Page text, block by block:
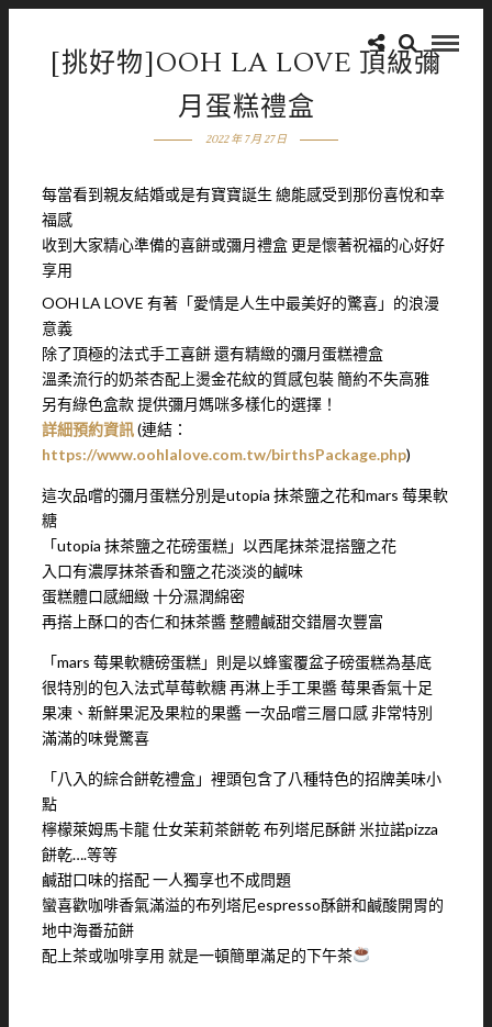
[挑好物]OOH LA LOVE 頂級彌
月蛋糕禮盒
2022 年 7 月 27 日
每當看到親友結婚或是有寶寶誕生 總能感受到那份喜悅和幸
福感
收到大家精心準備的喜餅或彌月禮盒 更是懷著祝福的心好好
享用
OOH LA LOVE 有著「愛情是人生中最美好的驚喜」的浪漫
意義
除了頂極的法式手工喜餅 還有精緻的彌月蛋糕禮盒
溫柔流行的奶茶杏配上燙金花紋的質感包裝 簡約不失高雅
另有綠色盒款 提供彌月媽咪多樣化的選擇！
詳細預約資訊(連結：
https://www.oohlalove.com.tw/birthsPackage.php)
這次品嚐的彌月蛋糕分別是utopia 抹茶鹽之花和mars 莓果軟
糖
「utopia 抹茶鹽之花磅蛋糕」以西尾抹茶混搭鹽之花
入口有濃厚抹茶香和鹽之花淡淡的鹹味
蛋糕體口感細緻 十分濕潤綿密
再搭上酥口的杏仁和抹茶醬 整體鹹甜交錯層次豐富
「mars 莓果軟糖磅蛋糕」則是以蜂蜜覆盆子磅蛋糕為基底
很特別的包入法式草莓軟糖 再淋上手工果醬 莓果香氣十足
果凍、新鮮果泥及果粒的果醬 一次品嚐三層口感 非常特別
滿滿的味覺驚喜
「八入的綜合餅乾禮盒」裡頭包含了八種特色的招牌美味小
點
檸檬萊姆馬卡龍 仕女茉莉茶餅乾 布列塔尼酥餅 米拉諾pizza
餅乾….等等
鹹甜口味的搭配 一人獨享也不成問題
蠻喜歡咖啡香氣滿溢的布列塔尼espresso酥餅和鹹酸開胃的
地中海番茄餅
配上茶或咖啡享用 就是一頓簡單滿足的下午茶